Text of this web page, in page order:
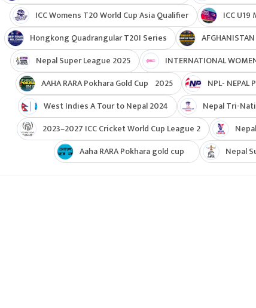
ICC Womens T20 World Cup Asia Qualifier
ICC U19
Hongkong Quadrangular T20I Series
Nepal Super League 2025
INTERNATIONAL
AAHA RARA Pokhara Gold Cup 2025
NPL- NEPAL
West Indies A Tour to Nepal 2024
Nepal Tri-
2023–2027 ICC Cricket World Cup League 2
Aaha RARA Pokhara gold cup
Nepal